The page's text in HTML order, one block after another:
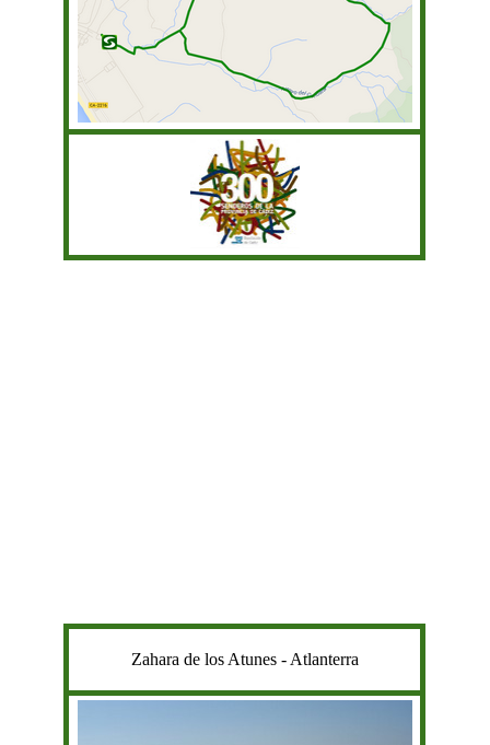
Zahara de los Atunes - Atlanterra